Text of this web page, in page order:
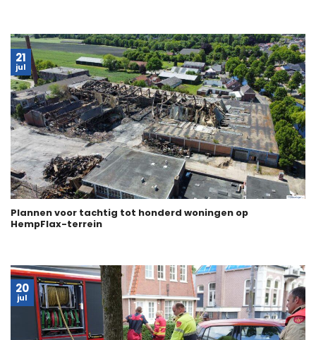
Plannen voor tachtig tot honderd woningen op
HempFlax-terrein
21
jul
20
jul